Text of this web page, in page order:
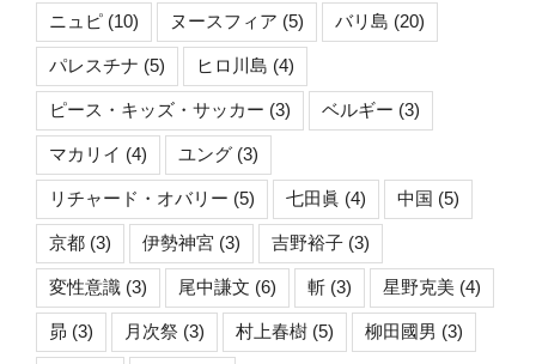
ニュピ (10) ヌースフィア (5) バリ島 (20)
パレスチナ (5) ヒロ川島 (4)
ピース・キッズ・サッカー (3) ベルギー (3)
マカリイ (4) ユング (3)
リチャード・オバリー (5) 七田眞 (4) 中国 (5)
京都 (3) 伊勢神宮 (3) 吉野裕子 (3)
変性意識 (3) 尾中謙文 (6) 斬 (3) 星野克美 (4)
昴 (3) 月次祭 (3) 村上春樹 (5) 柳田國男 (3)